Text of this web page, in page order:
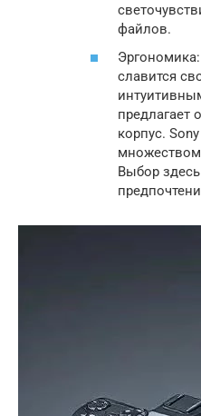
файлов.
славится
предлагает
корпус.
Выбор